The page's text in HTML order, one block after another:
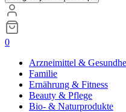
0
Arzneimittel &
Familie
Ernährung & Fitness
Beauty & Pflege
Bio- & Naturprodukte